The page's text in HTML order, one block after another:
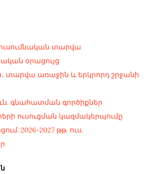
ուսումնական տարվա
օրացույց
տարվա առաջին և երկրորդ շրջանի
գնահատման գործիքներ
ուսուցման կազմակերպումը
2026-2027 թթ. ուս.